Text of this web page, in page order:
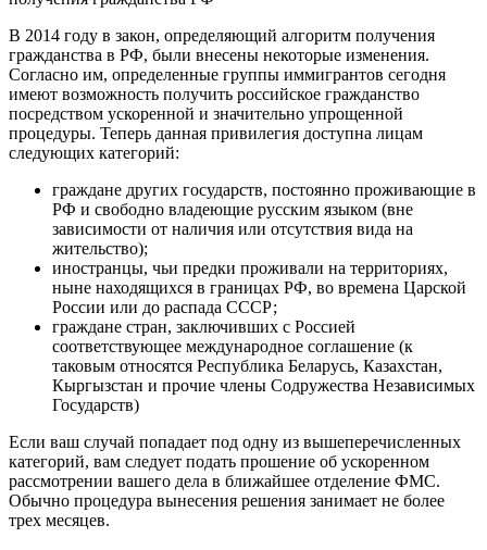
В 2014 году в закон, определяющий алгоритм получения
гражданства в РФ, были внесены некоторые изменения.
Согласно им, определенные группы иммигрантов сегодня
имеют возможность получить российское гражданство
посредством ускоренной и значительно упрощенной
процедуры. Теперь данная привилегия доступна лицам
следующих категорий:
граждане других государств, постоянно проживающие в
РФ и свободно владеющие русским языком (вне
зависимости от наличия или отсутствия вида на
жительство);
иностранцы, чьи предки проживали на территориях,
ныне находящихся в границах РФ, во времена Царской
России или до распада СССР;
граждане стран, заключивших с Россией
соответствующее международное соглашение (к
таковым относятся Республика Беларусь, Казахстан,
Кыргызстан и прочие члены Содружества Независимых
Государств)
Если ваш случай попадает под одну из вышеперечисленных
категорий, вам следует подать прошение об ускоренном
рассмотрении вашего дела в ближайшее отделение ФМС.
Обычно процедура вынесения решения занимает не более
трех месяцев.